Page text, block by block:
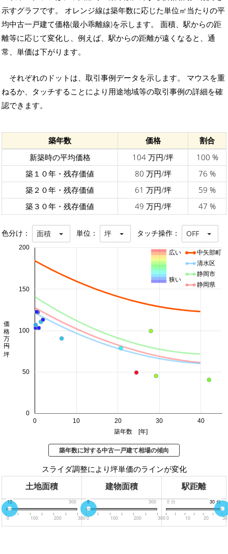
示すグラフです。 オレンジ線は築年数に応じた単位㎡当たりの平
均中古一戸建て価格(最小乖離線)を示します。 面積、駅からの距
離等に応じて変化し、例えば、駅からの距離が遠くなると、通
常、単価は下がります。
それぞれのドットは、取引事例データを示します。 マウスを重
ねるか、タッチすることにより用途地域等の取引事例の詳細を確
認できます。
築年数 価格
割合
新築時の平均価格
104 万円/坪
100 %
築１０年・残存価値
80 万円/坪
76 %
築２０年・残存価値
61 万円/坪
59 %
築３０年・残存価値
49 万円/坪 47 %
色分け： 面積 単位： 坪 タッチ操作： OFF
0 10 20 30 40
0
50
100
150
200
築年数 [年]
価格 万円/坪
中矢部町
清水区
静岡市
静岡県
広い
狭い
築年数に対する中古一戸建て相場の傾向
スライダ調整により坪単価のラインが変化
土地面積 建物面積 駅距離
0 300
12
0 100 200 300
0 300
9
0 100 200 300
0 分 30 分
30 分
0 10 20 30